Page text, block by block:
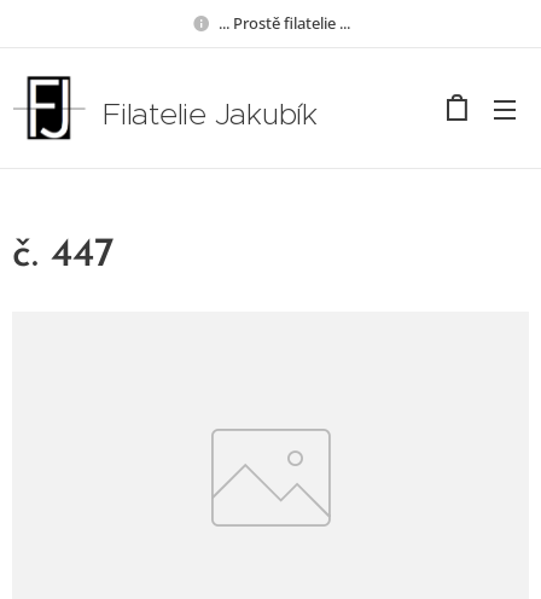
... Prostě filatelie ...
Filatelie Jakubík
č. 447